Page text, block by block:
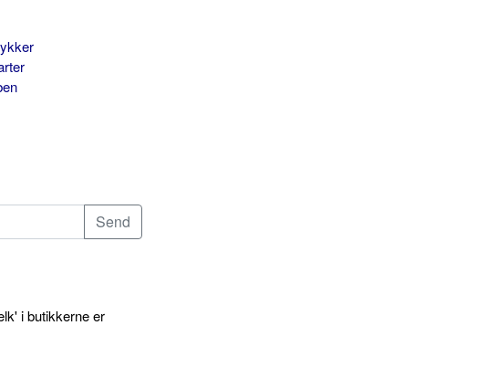
i butikkerne er